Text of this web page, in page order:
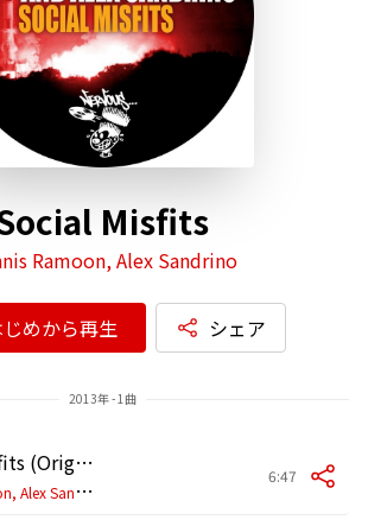
Misfits
Ramoon, Alex Sandrino
めから再生 シェア
2013年 - 1曲
Social Misfits (Original Mix)
D
ennis Ramoon, Alex Sandrino
6:47